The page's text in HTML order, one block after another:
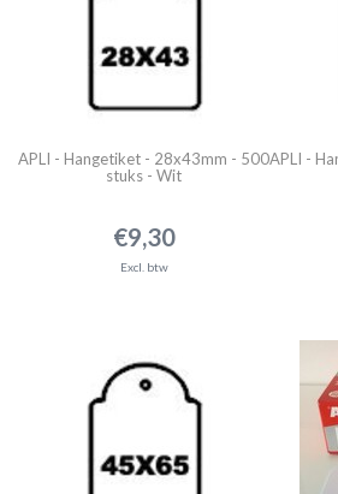
APLI - Hangetiket - 28x43mm - 500
stuks - Wit
€9,30
Excl. btw
APLI -